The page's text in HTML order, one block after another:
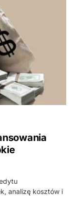
analizę kosztów i